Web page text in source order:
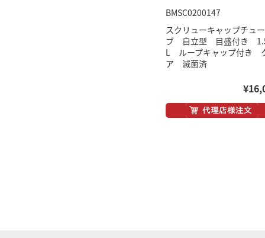
BMSC0200147
スクリューキャップチュー
ブ 自立型 目盛付き
L ループキャップ付き
ア 滅菌済